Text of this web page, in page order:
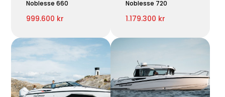
Noblesse 660
999.600 kr
Noblesse 720
1.179.300 kr